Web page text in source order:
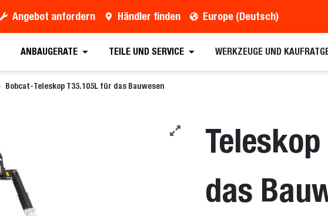
Angebot anfordern Händler finden Europe (Deutsch)
ANBAUGERATE TEILE UND SERVICE WERKZEUGE UND
Bobcat-Teleskop T35.105L für das Bauwesen
das
Angebot anfordern Händler finden Broschüre anfordern